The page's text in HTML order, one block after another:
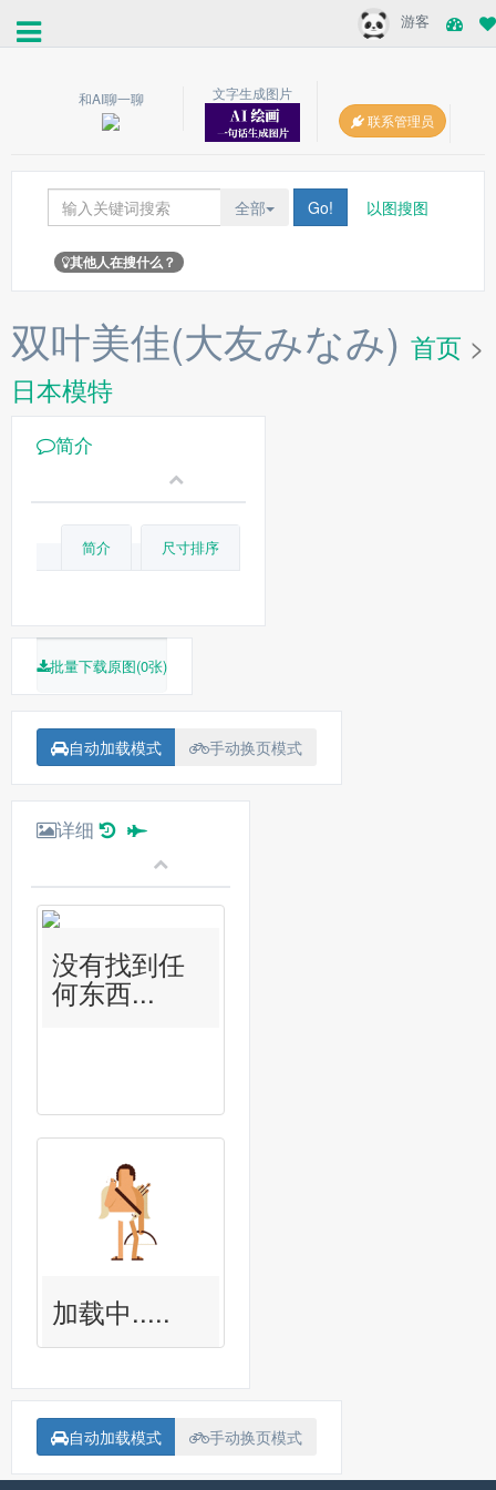
游客
和AI聊一聊
文字生成图片
联系管理员
全部 Go! 以图搜图
其他人在搜什么？
双叶美佳(大友みなみ) 首页 >
日本模特
简介
简介 尺寸排序
批量下载原图(0张)
自动加载模式 手动换页模式
详细
没有找到任
何东西...
加载中.....
自动加载模式 手动换页模式